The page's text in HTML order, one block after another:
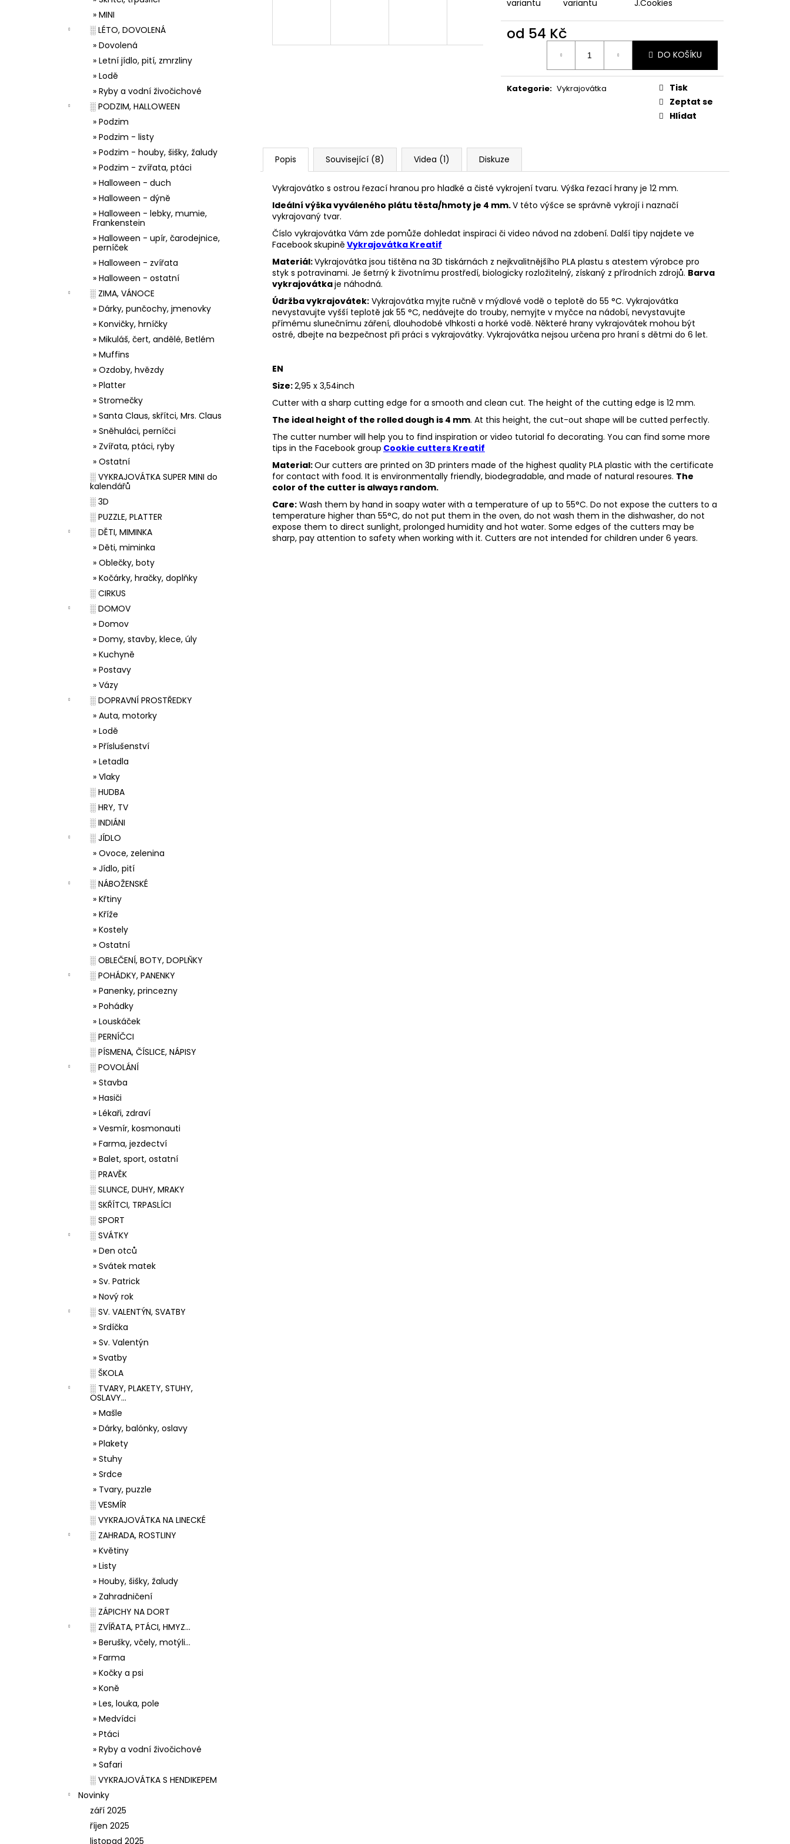
» MINI
░ LÉTO, DOVOLENÁ
» Dovolená
» Letní jídlo, pití, zmrzliny
» Lodě
» Ryby a vodní živočichové
░ PODZIM, HALLOWEEN
» Podzim
» Podzim - listy
» Podzim - houby, šišky, žaludy
» Podzim - zvířata, ptáci
» Halloween - duch
» Halloween - dýně
» Halloween - lebky, mumie,
Frankenstein
» Halloween - upír, čarodejnice,
perníček
» Halloween - zvířata
» Halloween - ostatní
░ ZIMA, VÁNOCE
» Dárky, punčochy, jmenovky
» Konvičky, hrníčky
» Mikuláš, čert, andělé, Betlém
» Muffins
» Ozdoby, hvězdy
» Platter
» Stromečky
» Santa Claus, skřítci, Mrs. Claus
» Sněhuláci, perníčci
» Zvířata, ptáci, ryby
» Ostatní
░ VYKRAJOVÁTKA SUPER MINI do
kalendářů
░ 3D
░ PUZZLE, PLATTER
░ DĚTI, MIMINKA
» Děti, miminka
» Oblečky, boty
» Kočárky, hračky, doplňky
░ CIRKUS
░ DOMOV
» Domov
» Domy, stavby, klece, úly
» Kuchyně
» Postavy
» Vázy
░ DOPRAVNÍ PROSTŘEDKY
» Auta, motorky
» Lodě
» Příslušenství
» Letadla
» Vlaky
░ HUDBA
░ HRY, TV
░ INDIÁNI
░ JÍDLO
» Ovoce, zelenina
» Jídlo, pití
░ NÁBOŽENSKÉ
» Křtiny
» Kříže
» Kostely
» Ostatní
░ OBLEČENÍ, BOTY, DOPLŇKY
░ POHÁDKY, PANENKY
» Panenky, princezny
» Pohádky
» Louskáček
░ PERNÍČCI
░ PÍSMENA, ČÍSLICE, NÁPISY
░ POVOLÁNÍ
» Stavba
» Hasiči
» Lékaři, zdraví
» Vesmír, kosmonauti
» Farma, jezdectví
» Balet, sport, ostatní
░ PRAVĚK
░ SLUNCE, DUHY, MRAKY
░ SKŘÍTCI, TRPASLÍCI
░ SPORT
░ SVÁTKY
» Den otců
» Svátek matek
» Sv. Patrick
» Nový rok
░ SV. VALENTÝN, SVATBY
» Srdíčka
» Sv. Valentýn
» Svatby
░ ŠKOLA
░ TVARY, PLAKETY, STUHY,
OSLAVY...
» Mašle
» Dárky, balónky, oslavy
» Plakety
» Stuhy
» Srdce
» Tvary, puzzle
░ VESMÍR
░ VYKRAJOVÁTKA NA LINECKÉ
░ ZAHRADA, ROSTLINY
» Květiny
» Listy
» Houby, šišky, žaludy
» Zahradničení
░ ZÁPICHY NA DORT
░ ZVÍŘATA, PTÁCI, HMYZ...
» Berušky, včely, motýli...
» Farma
» Kočky a psi
» Koně
» Les, louka, pole
» Medvídci
» Ptáci
» Ryby a vodní živočichové
» Safari
░ VYKRAJOVÁTKA S HENDIKEPEM
Novinky
září 2025
říjen 2025
listopad 2025
variantu
variantu
J.Cookies
od 54 Kč
DO KOŠÍKU
Kategorie: Vykrajovátka
Tisk
Zeptat se
Hlídat
Popis Související (8) Videa (1) Diskuze
Vykrajovátko s ostrou řezací hranou pro hladké a čisté vykrojení tvaru. Výška řezací hrany je 12 mm.
Ideální výška vyváleného plátu těsta/hmoty je 4 mm.V této výšce se správně vykrojí i naznačí
vykrajovaný tvar.
Číslo vykrajovátka Vám zde pomůže dohledat inspiraci či video návod na zdobení. Další tipy najdete ve
Facebookskupině Vykrajovátka Kreatif
Materiál:Vykrajovátka jsou tištěna na 3D tiskárnách z nejkvalitnějšího PLA plastu s atestem výrobce pro
styk s potravinami. Je šetrný k životnímu prostředí, biologicky rozložitelný, získaný z přírodních zdrojů. Barva
vykrajovátkaje náhodná.
Údržba vykrajovátek: Vykrajovátka myjte ručně v mýdlové vodě o teplotě do 55 °C. Vykrajovátka
nevystavujte vyšší teplotě jak 55 °C, nedávejte do trouby, nemyjte v myčce na nádobí, nevystavujte
přímému slunečnímu záření, dlouhodobé vlhkosti a horké vodě. Některé hrany vykrajovátek mohou být
ostré, dbejte na bezpečnost při práci s vykrajovátky. Vykrajovátka nejsou určena pro hraní s dětmi do 6 let.
EN
Size:2,95 x 3,54inch
Cutter with a sharp cutting edge for a smooth and clean cut. The height of the cutting edge is 12 mm.
The ideal height of the rolled dough is 4 mm. At this height, the cut-out shape will be cutted perfectly.
The cutter number will help you to find inspiration or video tutorial fo decorating. You can find some more
tips in the Facebook group Cookie cutters Kreatif
Material:Our cutters are printed on 3D printers made of the highest quality PLA plastic with the certificate
for contact with food. It is environmentally friendly, biodegradable, and made of natural resoures. The
color of the cutter is always random.
Care: Wash them by hand in soapy water with a temperature of up to 55°C. Do not expose the cutters to a
temperature higher than 55°C, do not put them in the oven, do not wash them in the dishwasher, do not
expose them to direct sunlight, prolonged humidity and hot water. Some edges of the cutters may be
sharp, pay attention to safety when working with it. Cutters are not intended for children under 6 years.
33001 ZDOBÍCÍ SÁČEK
VYKRAJOVÁTKA PODZIMNÍ KOLEKCE